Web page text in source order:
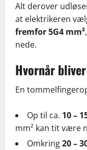
Alt derover
at elektrikeren
fremfor 5G4 mm²
nede.
Hvornår
En
Op til ca. 10 –
mm² kan tit være
Omkring20 –